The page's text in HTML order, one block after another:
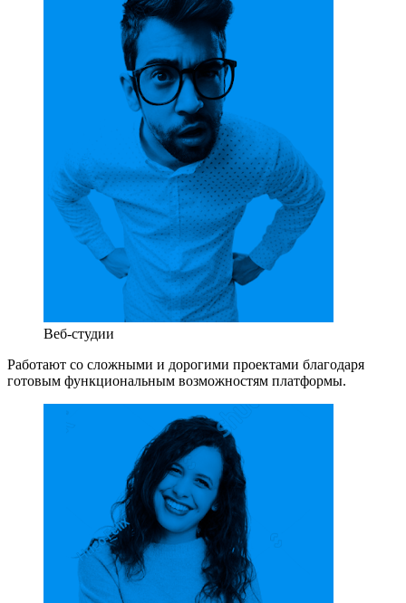
Веб-студии
Работают со сложными и дорогими проектами благодаря
готовым функциональным возможностям платформы.